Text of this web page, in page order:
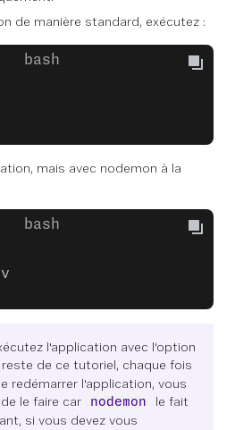
de manière standard, exécutez :
mais avec nodemon à la
l'application avec l'option
reste de ce tutoriel, chaque fois
redémarrer l'application, vous
le faire car
nodemon
le fait
si vous devez vous